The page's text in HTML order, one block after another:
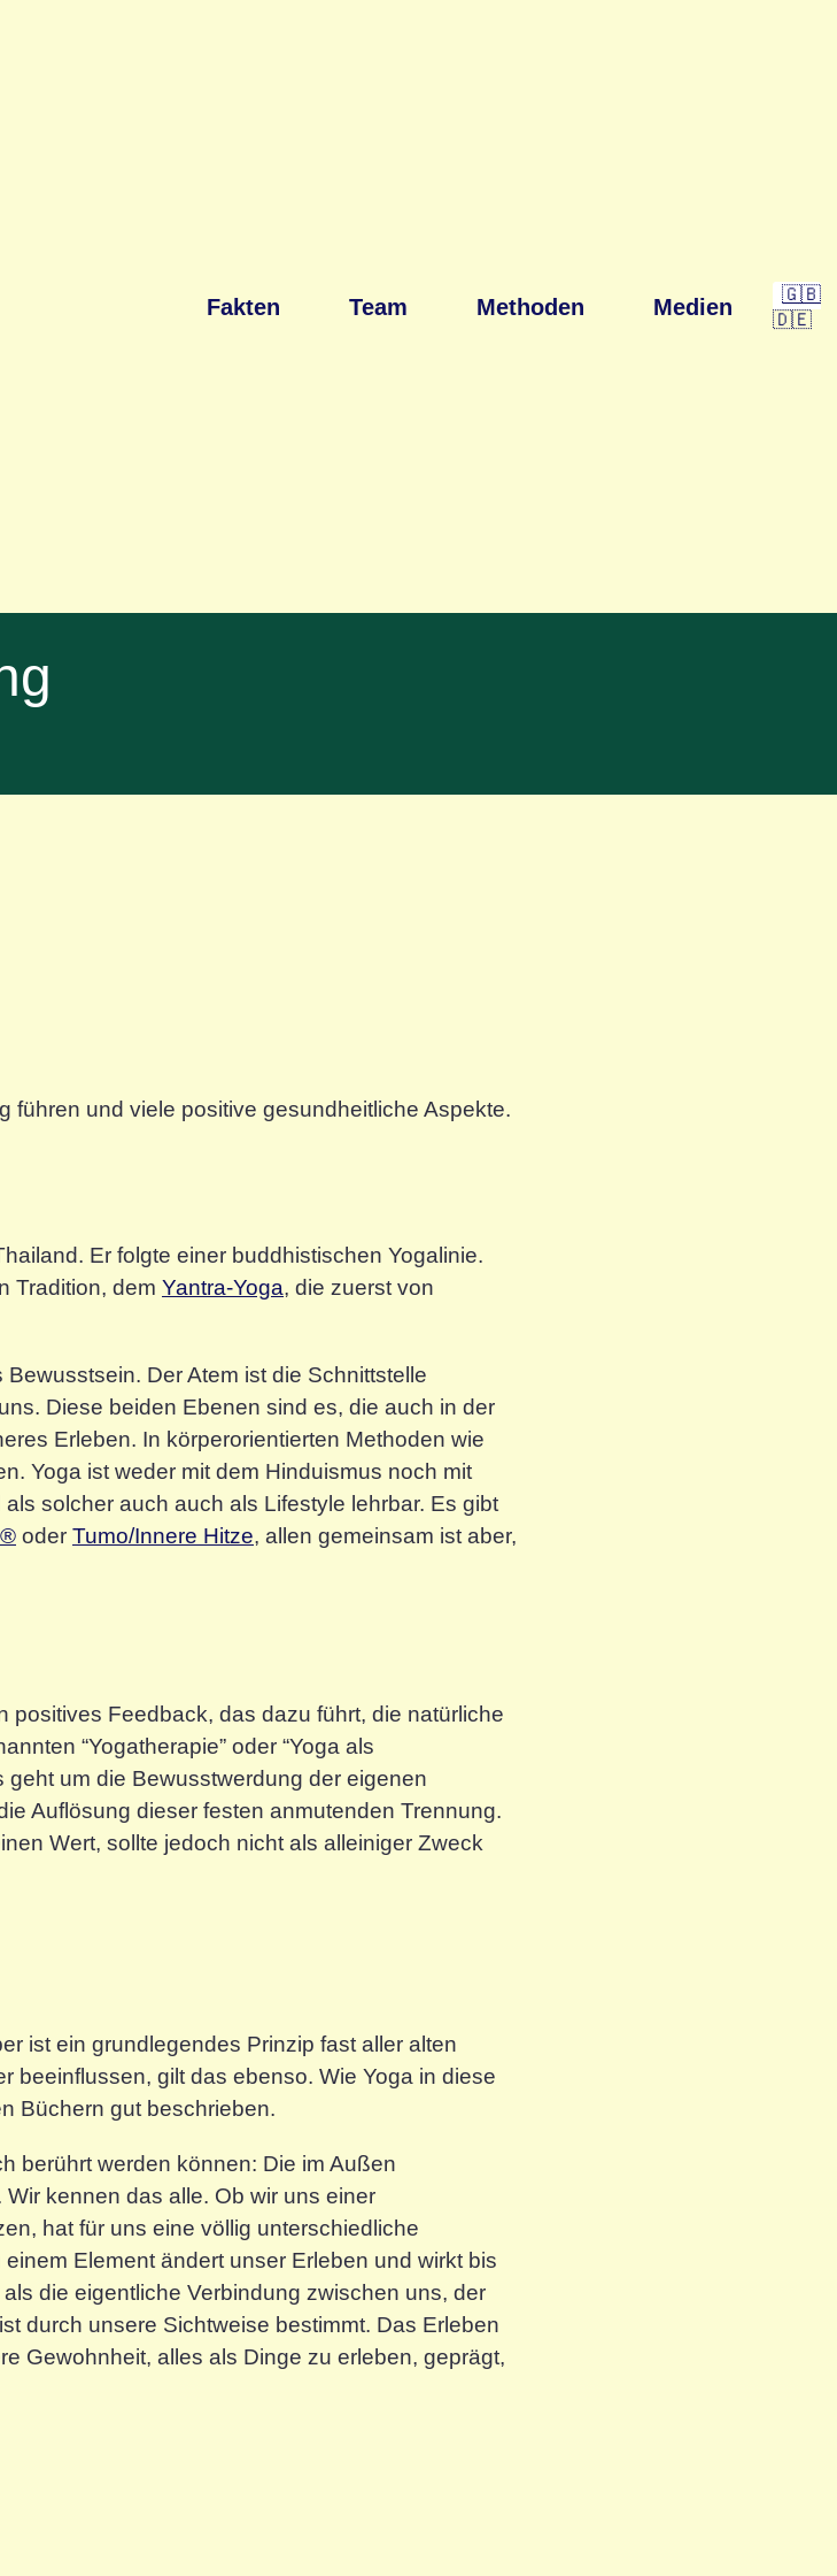
Fakten Team Methoden Medien
🇬🇧
🇩🇪
führen und viele positive gesundheitliche Aspekte.
Er folgte einer buddhistischen Yogalinie.
Tradition, dem Yantra-Yoga, die zuerst von
Der Atem ist die Schnittstelle
Diese beiden Ebenen sind es, die auch in der
Erleben. In körperorientierten Methoden wie
Yoga ist weder mit dem Hinduismus noch mit
solcher auch auch als Lifestyle lehrbar. Es gibt
oder Tumo/Innere Hitze, allen gemeinsam ist aber,
Feedback, das dazu führt, die natürliche
“Yogatherapie” oder “Yoga als
um die Bewusstwerdung der eigenen
Auflösung dieser festen anmutenden Trennung.
Wert, sollte jedoch nicht als alleiniger Zweck
ist ein grundlegendes Prinzip fast aller alten
beeinflussen, gilt das ebenso. Wie Yoga in diese
Büchern gut beschrieben.
berührt werden können: Die im Außen
kennen das alle. Ob wir uns einer
hat für uns eine völlig unterschiedliche
Element ändert unser Erleben und wirkt bis
die eigentliche Verbindung zwischen uns, der
durch unsere Sichtweise bestimmt. Das Erleben
Gewohnheit, alles als Dinge zu erleben, geprägt,